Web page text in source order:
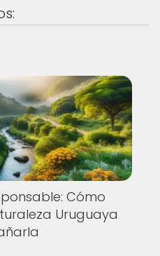
Cómo
Uruguaya